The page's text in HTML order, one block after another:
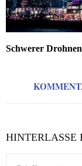
Schwerer
HINTERLASSE